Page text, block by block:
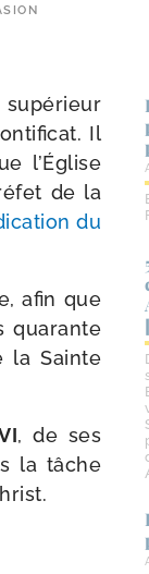
supé­rieur
Il
l’Église
de la
du
afin que
qua­rante
la Sainte
, de ses
la tâche